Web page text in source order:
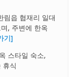
림읍 협재리 일대
, 주변에 한옥
기]
스타일 숙소,
휴식